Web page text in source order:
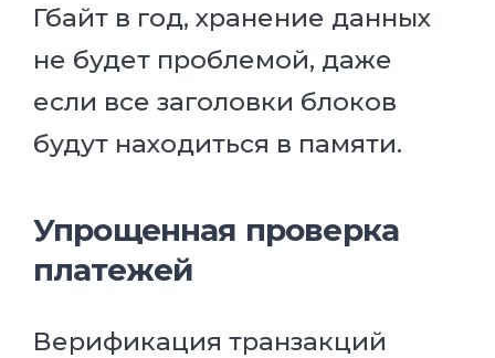
Гбайт в год, хранение данных
не будет проблемой, даже
если все заголовки блоков
будут находиться в памяти.
Упрощенная проверка
платежей
Верификация транзакций